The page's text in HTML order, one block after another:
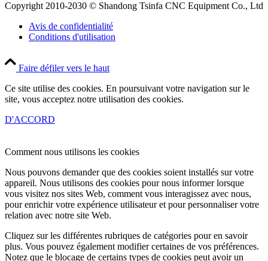
Copyright 2010-2030 © Shandong Tsinfa CNC Equipment Co., Ltd
Avis de confidentialité
Conditions d'utilisation
Faire défiler vers le haut
Ce site utilise des cookies. En poursuivant votre navigation sur le
site, vous acceptez notre utilisation des cookies.
D'ACCORD
Comment nous utilisons les cookies
Nous pouvons demander que des cookies soient installés sur votre
appareil. Nous utilisons des cookies pour nous informer lorsque
vous visitez nos sites Web, comment vous interagissez avec nous,
pour enrichir votre expérience utilisateur et pour personnaliser votre
relation avec notre site Web.
Cliquez sur les différentes rubriques de catégories pour en savoir
plus. Vous pouvez également modifier certaines de vos préférences.
Notez que le blocage de certains types de cookies peut avoir un